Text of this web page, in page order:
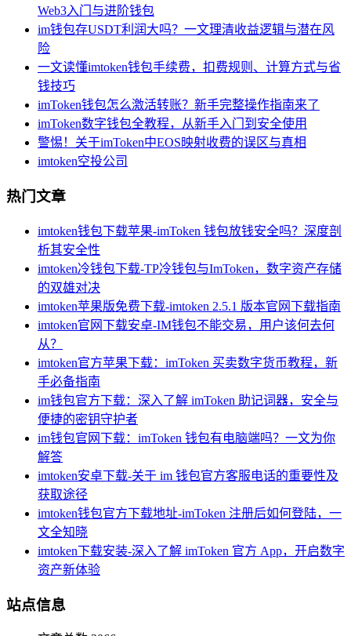
Web3入门与进阶钱包
im钱包存USDT利润大吗？一文理清收益逻辑与潜在风
险
一文读懂imtoken钱包手续费，扣费规则、计算方式与省
钱技巧
imToken钱包怎么激活转账？新手完整操作指南来了
imToken数字钱包全教程，从新手入门到安全使用
警惕！关于imToken中EOS映射收费的误区与真相
imtoken空投公司
热门文章
imtoken钱包下载苹果-imToken 钱包放钱安全吗？深度剖
析其安全性
imtoken冷钱包下载-TP冷钱包与ImToken，数字资产存储
的双雄对决
imtoken苹果版免费下载-imtoken 2.5.1 版本官网下载指南
imtoken官网下载安卓-IM钱包不能交易，用户该何去何
从？
imtoken官方苹果下载：imToken 买卖数字货币教程，新
手必备指南
im钱包官方下载：深入了解 imToken 助记词器，安全与
便捷的密钥守护者
im钱包官网下载：imToken 钱包有电脑端吗？一文为你
解答
imtoken安卓下载-关于 im 钱包官方客服电话的重要性及
获取途径
imtoken钱包官方下载地址-imToken 注册后如何登陆，一
文全知晓
imtoken下载安装-深入了解 imToken 官方 App，开启数字
资产新体验
站点信息